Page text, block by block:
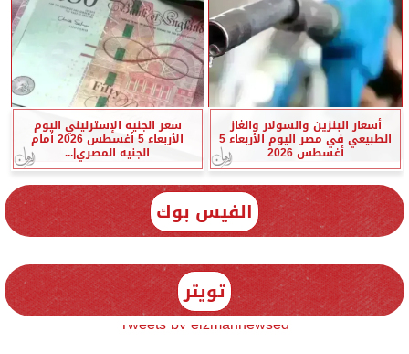
أسعار البنزين والسولار والغاز
الطبيعي في مصر اليوم الأربعاء 5
أغسطس 2026
سعر الجنيه الإسترليني اليوم
الأربعاء 5 أغسطس 2026 أمام
الجنيه المصري|...
الفيس بوك
تويتر
Tweets by elzmannewseg